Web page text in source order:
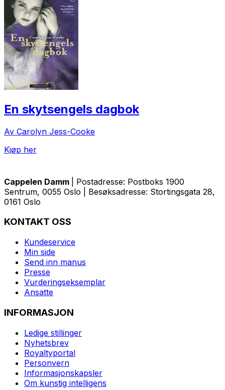
En skytsengels dagbok
Av Carolyn Jess-Cooke
Kjøp her
Cappelen Damm
| Postadresse: Postboks 1900
Sentrum, 0055 Oslo | Besøksadresse: Stortingsgata 28,
0161 Oslo
KONTAKT OSS
Kundeservice
Min side
Send inn manus
Presse
Vurderingseksemplar
Ansatte
INFORMASJON
Ledige stillinger
Nyhetsbrev
Royaltyportal
Personvern
Informasjonskapsler
Om kunstig intelligens